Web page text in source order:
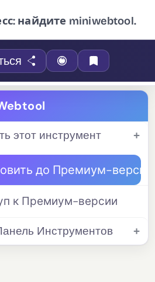
найдите miniwebtool.
этот инструмент
до Премиум-версии
к Премиум-версии
Инструментов